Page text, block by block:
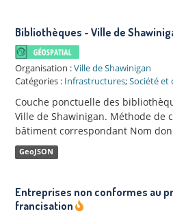
Bibliothèques - Ville de
Organisation :Ville de Shawinigan
Catégories : Infrastructures;Société et
Couche ponctuelle des
Ville de Shawinigan. Méthode de
bâtiment correspondant Nom
GeoJSON
Entreprises non conformes au
francisation